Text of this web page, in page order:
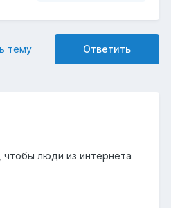
Ответить
тему
чтобы люди из интернета